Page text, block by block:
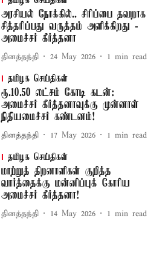
அரசியல் நோக்கில்.. சிரிப்பை தவறாக
சித்தரிப்பது வருத்தம் அளிக்கிறது -
அமைச்சர் கீர்த்தனா
தினத்தந்தி 24 May 2026 1 min read
தமிழக செய்திகள்
ரூ.10.50 லட்சம் கோடி கடன்:
அமைச்சர் கீர்த்தனாவுக்கு முன்னாள்
நிதியமைச்சர் கண்டனம்!
தினத்தந்தி 17 May 2026 1 min read
தமிழக செய்திகள்
மாற்றுத் திறனாளிகள் குறித்த
வார்த்தைக்கு மன்னிப்புக் கோரிய
அமைச்சர் கீர்த்தனா!
தினத்தந்தி 14 May 2026 1 min read